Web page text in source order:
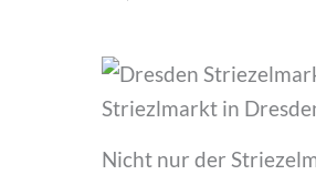
Striezlmarkt in
Nicht nur der